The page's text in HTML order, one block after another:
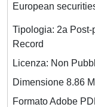
European
Tipologia: 2a
Record
Licenza: Non
Dimensione 8.86
Formato Adobe